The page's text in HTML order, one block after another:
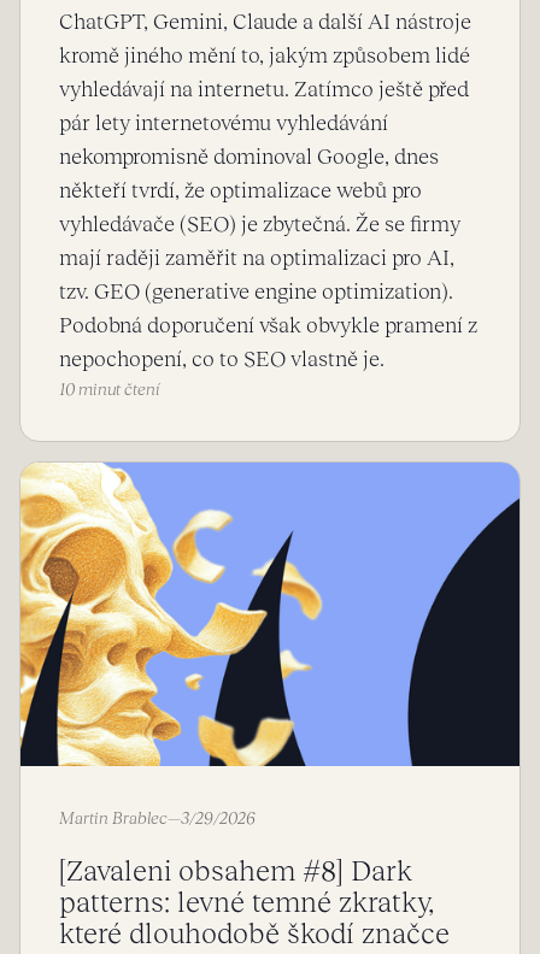
ChatGPT, Gemini, Claude a další AI nástroje
kromě jiného mění to, jakým způsobem lidé
vyhledávají na internetu. Zatímco ještě před
pár lety internetovému vyhledávání
nekompromisně dominoval Google, dnes
někteří tvrdí, že optimalizace webů pro
vyhledávače (SEO) je zbytečná. Že se firmy
mají raději zaměřit na optimalizaci pro AI,
tzv. GEO (generative engine optimization).
Podobná doporučení však obvykle pramení z
nepochopení, co to SEO vlastně je.
10 minut čtení
Martin Brablec—3/29/2026
[Zavaleni obsahem #8] Dark
patterns: levné temné zkratky,
které dlouhodobě škodí značce